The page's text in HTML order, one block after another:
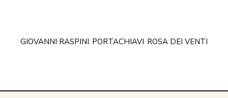
GIOVANNI RASPINI PORTACHIAVI ROSA DEI VENTI